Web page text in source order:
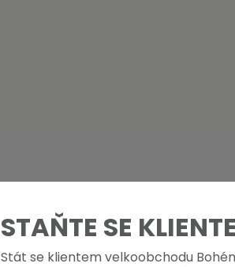
STAŇTE SE
Stát se klientem velkoobchodu